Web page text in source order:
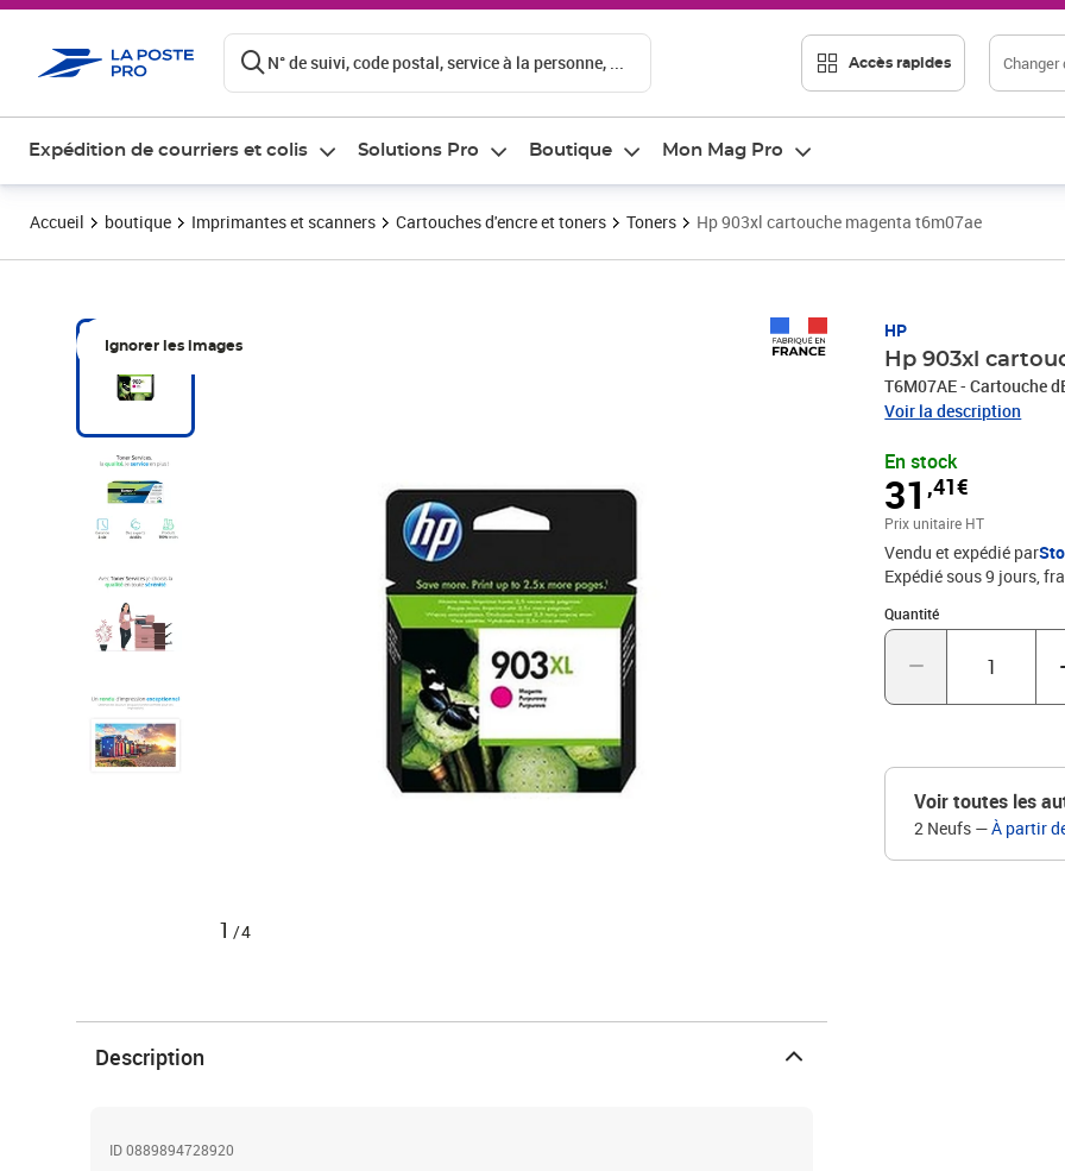
N° de suivi, code postal, service à la personne, ... Accès rapides Changer
Expédition de courriers et colis Solutions Pro Boutique Mon Mag Pro
Accueil boutique Imprimantes et scanners Cartouches d'encre et toners Toners Hp 903xl cartouche magenta t6m07ae
Ignorer les images
1 /4
HP
Hp 903xl
T6M07AE - Cartouche
Voir la description
En stock
31,41€
Prix 31,41€
Prix unitaire HT
Vendu et expédié par
Expédié sous 9 jours,
Quantité
Quantité : 1
Voir toutes les
2 Neufs —À partir
Description
ID 0889894728920